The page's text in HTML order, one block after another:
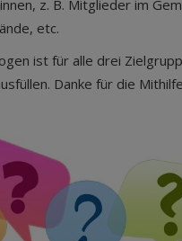
z. B. Mitglieder im
etc.
ist für alle drei
Danke für die